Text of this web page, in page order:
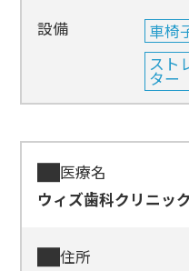
設備
車椅
スト
ター
医療名
ウィズ歯科クリニック
住所